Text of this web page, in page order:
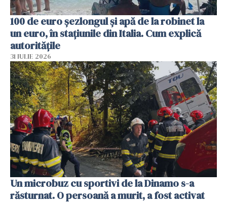
100 de euro șezlongul și apă de la robinet la
un euro, în stațiunile din Italia. Cum explică
autoritățile
31 IULIE 2026
Un microbuz cu sportivi de la Dinamo s-a
răsturnat. O persoană a murit, a fost activat